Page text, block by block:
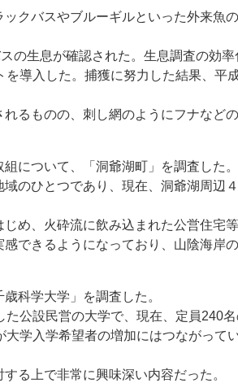
クバスやブルーギルといった外来魚
の生息が確認された。生息調査の効
導入した。捕獲に努力した結果、平
るものの、刺し網のようにフナなど
について、「洞爺湖町」を調査した。
のひとつであり、現在、洞爺湖周辺
め、火砕流に飲み込まれた公営住宅
できるようになっており、山陰海岸
科学大学」を調査した。
公設民営の大学で、現在、定員240名
学入学希望者の増加にはつながって
る上で非常に興味深い内容だった。